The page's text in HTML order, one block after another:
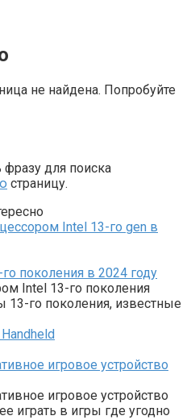
не найдена. Попробуйте
фразу для поиска
страницу.
поколения в 2024 году
Intel 13-го поколения
го поколения, известные
игровое устройство
игровое устройство
играть в игры где угодно